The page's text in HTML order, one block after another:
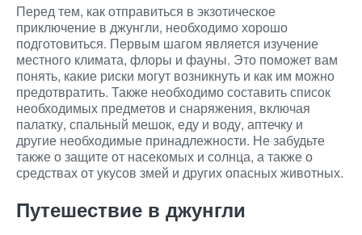
Перед тем, как отправиться в экзотическое
приключение в джунгли, необходимо хорошо
подготовиться. Первым шагом является изучение
местного климата, флоры и фауны. Это поможет вам
понять, какие риски могут возникнуть и как им можно
предотвратить. Также необходимо составить список
необходимых предметов и снаряжения, включая
палатку, спальный мешок, еду и воду, аптечку и
другие необходимые принадлежности. Не забудьте
также о защите от насекомых и солнца, а также о
средствах от укусов змей и других опасных животных.
Путешествие в джунгли